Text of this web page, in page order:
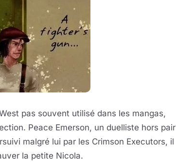
pas souvent utilisé dans les mangas,
Peace Emerson, un duelliste hors pair
malgré lui par les Crimson Executors, il
la petite Nicola.